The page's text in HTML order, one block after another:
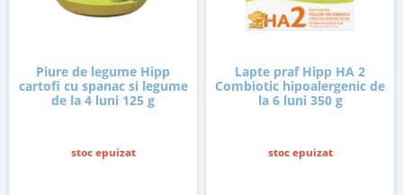
Piure de legume Hipp
cartofi cu spanac si legume
de la 4 luni 125 g
stoc epuizat
Lapte praf Hipp HA 2
Combiotic hipoalergenic de
la 6 luni 350 g
stoc epuizat